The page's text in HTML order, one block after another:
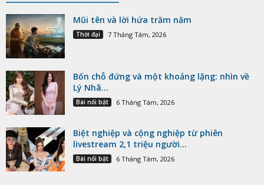
Mũi tên và lời hứa trăm năm
Thời đại 7 Tháng Tám, 2026
Bốn chỗ đứng và một khoảng lặng: nhìn về
Lý Nhã...
Bài nổi bật 6 Tháng Tám, 2026
Biệt nghiệp và cộng nghiệp từ phiên
livestream 2,1 triệu người...
Bài nổi bật 6 Tháng Tám, 2026